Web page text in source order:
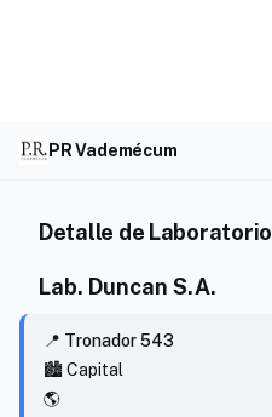
PR Vademécum
Detalle de Laboratorio
Lab. Duncan S.A.
📍 Tronador 543
🏙️ Capital
🌎